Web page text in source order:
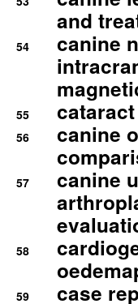
and
54
canine
55
56
canine
57
canine
58
59
case